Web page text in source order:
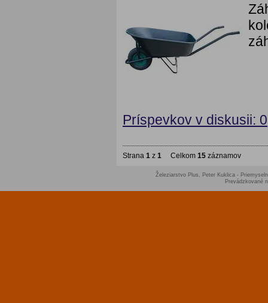
Príspevkov v diskusii: 0
Strana 1 z 1 Celkom 15 záznamov
Železiarstvo Plus, Peter Kuklica -
Prevádzkované